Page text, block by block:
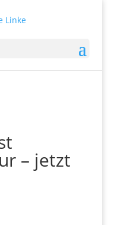
– jetzt